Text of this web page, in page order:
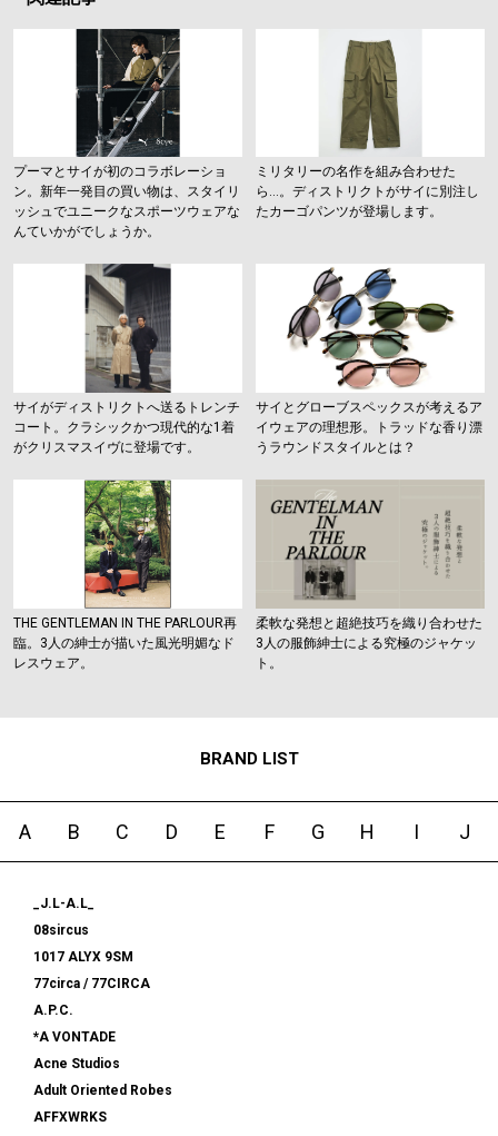
プーマとサイが初のコラボレーショ
ン。新年一発目の買い物は、スタイリ
ッシュでユニークなスポーツウェアな
んていかがでしょうか。
ミリタリーの名作を組み合わせた
ら…。ディストリクトがサイに別注し
たカーゴパンツが登場します。
サイがディストリクトへ送るトレンチ
コート。クラシックかつ現代的な1着
がクリスマスイヴに登場です。
サイとグローブスペックスが考えるア
イウェアの理想形。トラッドな香り漂
うラウンドスタイルとは？
THE GENTLEMAN IN THE PARLOUR再
臨。3人の紳士が描いた風光明媚なド
レスウェア。
柔軟な発想と超絶技巧を織り合わせた
3人の服飾紳士による究極のジャケッ
ト。
BRAND LIST
A B C D E F G H I J
_J.L-A.L_
08sircus
1017 ALYX 9SM
77circa / 77CIRCA
A.P.C.
*A VONTADE
Acne Studios
Adult Oriented Robes
AFFXWRKS